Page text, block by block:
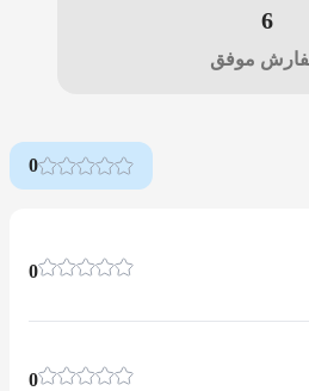
6
موفق
0
0
0